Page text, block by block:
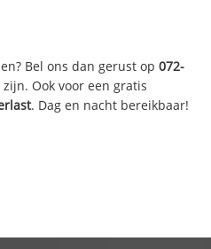
Bel ons dan gerust op072-
Ook voor een gratis
. Dag en nacht bereikbaar!